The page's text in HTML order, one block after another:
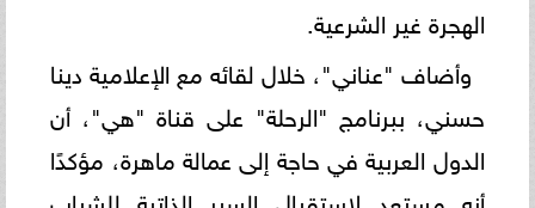
الهجرة غير الشرعية.
وأضاف "عناني"، خلال لقائه مع الإعلامية دينا
حسني، ببرنامج "الرحلة" على قناة "هي"، أن
الدول العربية في حاجة إلى عمالة ماهرة، مؤكدًا
أنه مستعد لاستقبال السير الذاتية للشباب